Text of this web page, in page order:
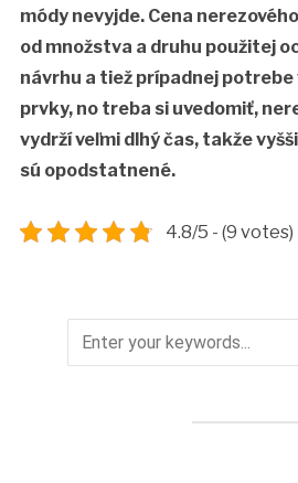
módy nevyjde. Cena
od množstva a druhu použitej
návrhu a tiež prípadnej
prvky, no treba si uvedomiť,
vydrží veľmi dlhý čas, takže
sú opodstatnené.
4.8/5 - (9 votes)